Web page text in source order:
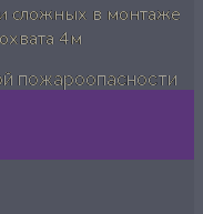
сложных в монтаже
4м
пожароопасности